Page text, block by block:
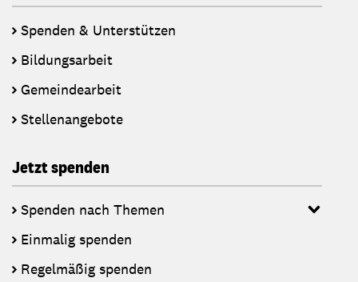
Spenden & Unterstützen
Bildungsarbeit
Gemeindearbeit
Stellenangebote
Jetzt spenden
Spenden nach Themen
Einmalig spenden
Regelmäßig spenden